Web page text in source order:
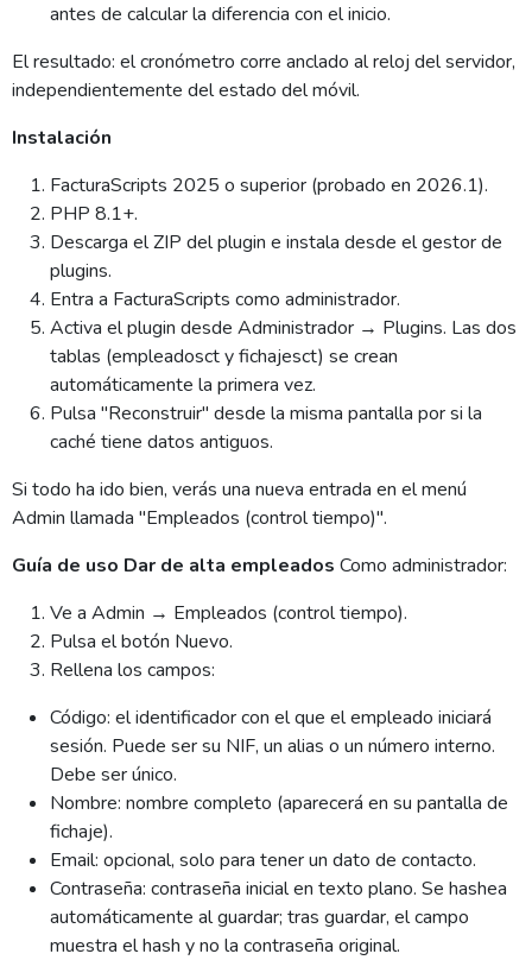
antes de calcular la diferencia con el inicio.
El resultado: el cronómetro corre anclado al reloj del servidor,
independientemente del estado del móvil.
Instalación
FacturaScripts 2025 o superior (probado en 2026.1).
PHP 8.1+.
Descarga el ZIP del plugin e instala desde el gestor de
plugins.
Entra a FacturaScripts como administrador.
Activa el plugin desde Administrador → Plugins. Las dos
tablas (empleadosct y fichajesct) se crean
automáticamente la primera vez.
Pulsa "Reconstruir" desde la misma pantalla por si la
caché tiene datos antiguos.
Si todo ha ido bien, verás una nueva entrada en el menú
Admin llamada "Empleados (control tiempo)".
Guía de uso Dar de alta empleados Como administrador:
Ve a Admin → Empleados (control tiempo).
Pulsa el botón Nuevo.
Rellena los campos:
Código: el identificador con el que el empleado iniciará
sesión. Puede ser su NIF, un alias o un número interno.
Debe ser único.
Nombre: nombre completo (aparecerá en su pantalla de
fichaje).
Email: opcional, solo para tener un dato de contacto.
Contraseña: contraseña inicial en texto plano. Se hashea
automáticamente al guardar; tras guardar, el campo
muestra el hash y no la contraseña original.